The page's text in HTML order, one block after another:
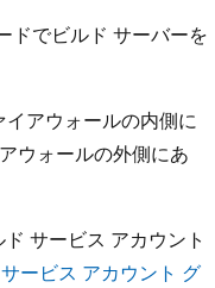
ドでビルド サーバーを
アウォールの内側に
ウォールの外側にあ
サービス アカウント
ービス アカウント グ